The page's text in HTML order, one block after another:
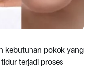
kebutuhan pokok yang
terjadi proses